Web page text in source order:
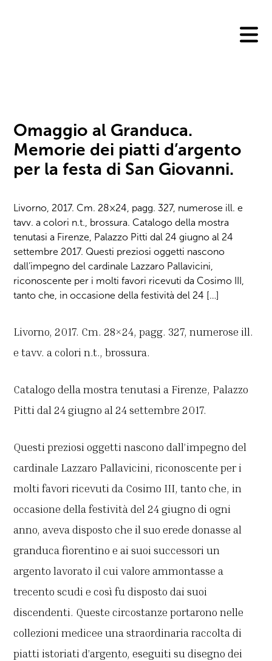
Omaggio al Granduca.
Memorie dei piatti d’argento
per la festa di San Giovanni.
Livorno, 2017. Cm. 28×24, pagg. 327, numerose ill. e
tavv. a colori n.t., brossura. Catalogo della mostra
tenutasi a Firenze, Palazzo Pitti dal 24 giugno al 24
settembre 2017. Questi preziosi oggetti nascono
dall’impegno del cardinale Lazzaro Pallavicini,
riconoscente per i molti favori ricevuti da Cosimo III,
tanto che, in occasione della festività del 24 […]
Livorno, 2017. Cm. 28×24, pagg. 327, numerose ill.
e tavv. a colori n.t., brossura.
Catalogo della mostra tenutasi a Firenze, Palazzo
Pitti dal 24 giugno al 24 settembre 2017.
Questi preziosi oggetti nascono dall’impegno del
cardinale Lazzaro Pallavicini, riconoscente per i
molti favori ricevuti da Cosimo III, tanto che, in
occasione della festività del 24 giugno di ogni
anno, aveva disposto che il suo erede donasse al
granduca fiorentino e ai suoi successori un
argento lavorato il cui valore ammontasse a
trecento scudi e così fu disposto dai suoi
discendenti. Queste circostanze portarono nelle
collezioni medicee una straordinaria raccolta di
piatti istoriati d’argento, eseguiti su disegno dei